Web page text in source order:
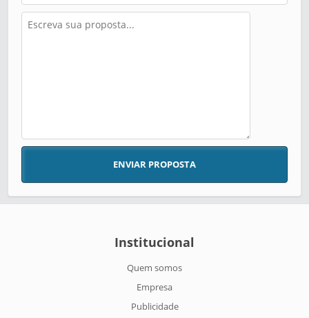
ENVIAR PROPOSTA
Institucional
Quem somos
Empresa
Publicidade